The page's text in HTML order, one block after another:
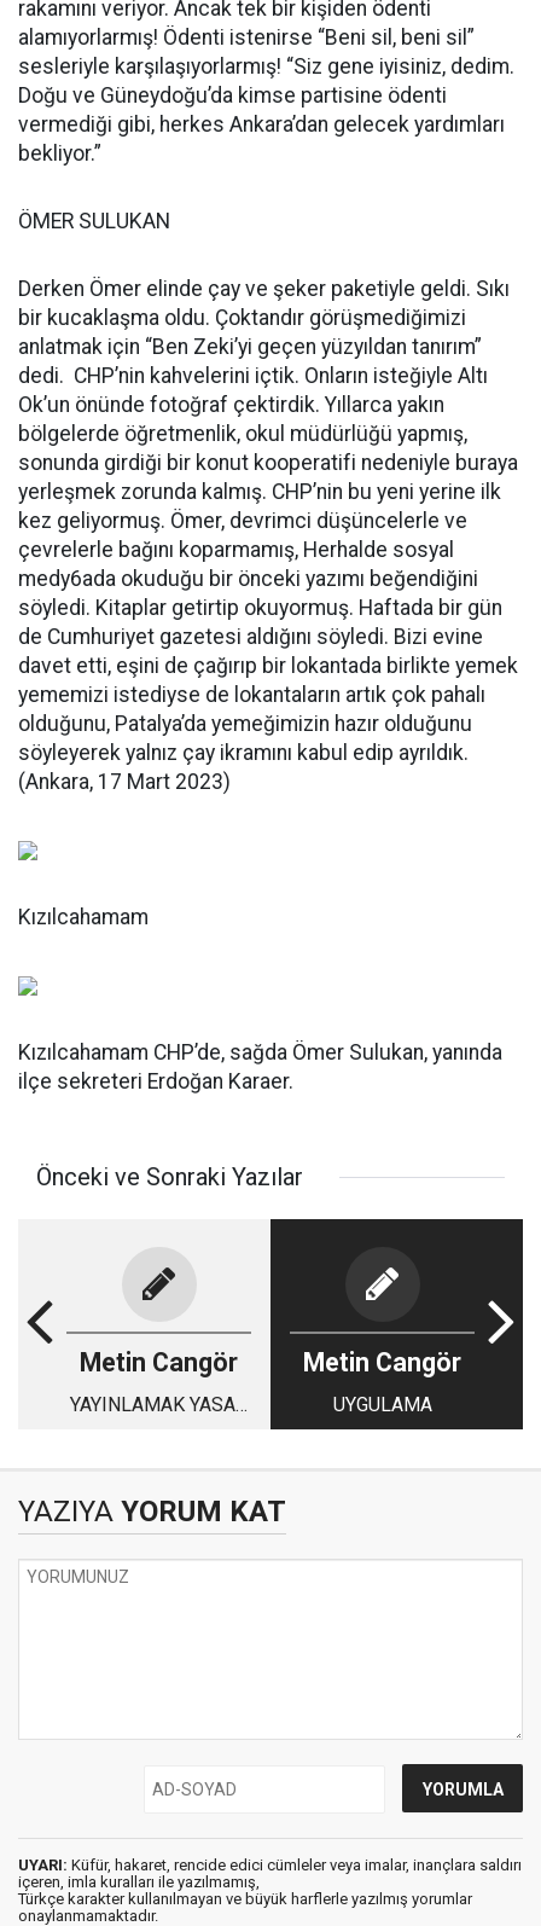
rakamını veriyor. Ancak tek bir kişiden ödenti
alamıyorlarmış! Ödenti istenirse “Beni sil, beni sil”
sesleriyle karşılaşıyorlarmış! “Siz gene iyisiniz, dedim.
Doğu ve Güneydoğu’da kimse partisine ödenti
vermediği gibi, herkes Ankara’dan gelecek yardımları
bekliyor.”
ÖMER SULUKAN
Derken Ömer elinde çay ve şeker paketiyle geldi. Sıkı
bir kucaklaşma oldu. Çoktandır görüşmediğimizi
anlatmak için “Ben Zeki’yi geçen yüzyıldan tanırım”
dedi. CHP’nin kahvelerini içtik. Onların isteğiyle Altı
Ok’un önünde fotoğraf çektirdik. Yıllarca yakın
bölgelerde öğretmenlik, okul müdürlüğü yapmış,
sonunda girdiği bir konut kooperatifi nedeniyle buraya
yerleşmek zorunda kalmış. CHP’nin bu yeni yerine ilk
kez geliyormuş. Ömer, devrimci düşüncelerle ve
çevrelerle bağını koparmamış, Herhalde sosyal
medy6ada okuduğu bir önceki yazımı beğendiğini
söyledi. Kitaplar getirtip okuyormuş. Haftada bir gün
de Cumhuriyet gazetesi aldığını söyledi. Bizi evine
davet etti, eşini de çağırıp bir lokantada birlikte yemek
yememizi istediyse de lokantaların artık çok pahalı
olduğunu, Patalya’da yemeğimizin hazır olduğunu
söyleyerek yalnız çay ikramını kabul edip ayrıldık.
(Ankara, 17 Mart 2023)
Kızılcahamam
Kızılcahamam CHP’de, sağda Ömer Sulukan, yanında
ilçe sekreteri Erdoğan Karaer.
Önceki ve Sonraki Yazılar
Metin Cangör
YAYINLAMAK YASAK
Metin Cangör
UYGULAMA
YAZIYA YORUM KAT
UYARI: Küfür, hakaret, rencide edici cümleler veya imalar, inançlara saldırı
içeren, imla kuralları ile yazılmamış,
Türkçe karakter kullanılmayan ve büyük harflerle yazılmış yorumlar
onaylanmamaktadır.